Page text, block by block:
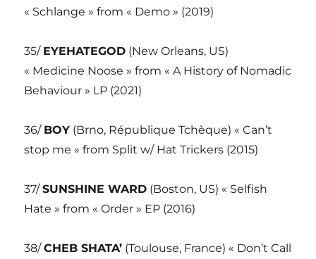
« Schlange » from « Demo » (2019)
35/ EYEHATEGOD (New Orleans, US)
« Medicine Noose » from « A History of Nomadic
Behaviour » LP (2021)
36/ BOY (Brno, République Tchèque) « Can’t
stop me » from Split w/ Hat Trickers (2015)
37/SUNSHINE WARD (Boston, US) « Selfish
Hate » from « Order » EP (2016)
38/CHEB SHATA’ (Toulouse, France) « Don’t Call